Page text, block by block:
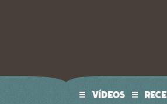
VÍDEOS